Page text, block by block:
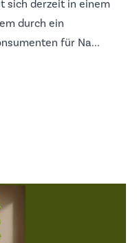
sich derzeit in einem
durch ein
für Na...